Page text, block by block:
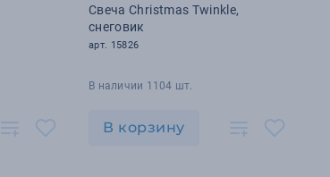
Свеча Christmas Twinkle,
снеговик
арт. 15826
В наличии 1104 шт.
В корзину